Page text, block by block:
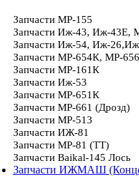
Запчасти МР-155
Запчасти Иж-43, Иж-43Е,
Запчасти Иж-54, Иж-
Запчасти МР-654К, МР-
Запчасти МР-161К
Запчасти Иж-53
Запчасти МР-651К
Запчасти МР-661 (Дрозд)
Запчасти МР-513
Запчасти ИЖ-81
Запчасти МР-81 (ТТ)
Запчасти Baikal-145 Лось
Запчасти ИЖМАШ